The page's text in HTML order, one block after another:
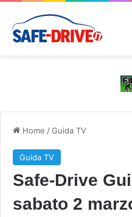
Home /Guida TV
Guida TV
Safe-Drive
sabato 2